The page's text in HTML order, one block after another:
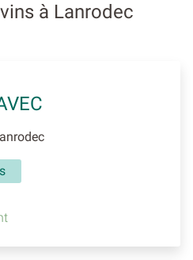
à Lanrodec